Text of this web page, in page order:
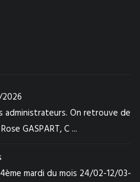
administrateurs. On retrouve de
GASPART, C ...
mardi du mois 24/02-12/03-